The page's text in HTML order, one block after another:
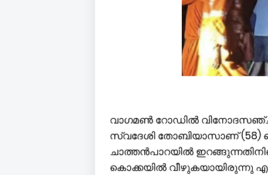
വാഗമൺ റോഡിൽ
സ്വദേശി തോബിയാസാണ് (58)
ചാത്തൻപാറയിൽ
കൊക്കയിൽ വീഴുകയായിരുന്നു